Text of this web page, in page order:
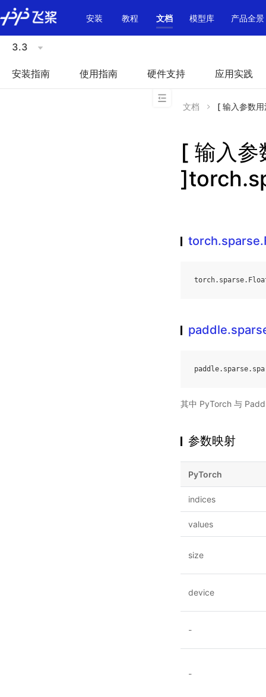
\u200E
安装
教程 文档 模型库 产品全景
3.3
安装指南 使用指南 硬件支持 应用实践
文档 [ 输入参数
[ 输入参
torch. sparse.
paddle. sparse.
其中 PyTorch 与
参数映射
PyTorch
indices
values
size
device
-
-